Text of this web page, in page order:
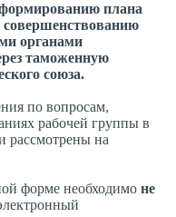
плана
совершенствованию
органами
таможенную
союза.
по вопросам,
рабочей группы в
рассмотрены на
форме необходимо не